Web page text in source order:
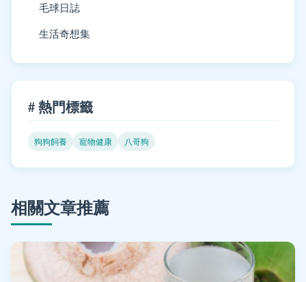
毛球日誌
生活奇想集
# 熱門標籤
狗狗飼養 寵物健康 八哥狗
相關文章推薦